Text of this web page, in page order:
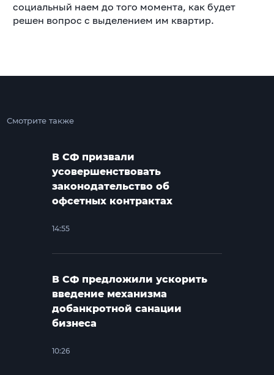
социальный наем до того момента, как будет
решен вопрос с выделением им квартир.
Смотрите также
В СФ призвали
усовершенствовать
законодательство об
офсетных контрактах
14:55
В СФ предложили ускорить
введение механизма
добанкротной санации
бизнеса
10:26